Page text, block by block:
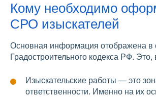
Кому необходимо
СРО изыскателей
Основная информация отображена в
Градостроительного кодекса РФ. Это,
Изыскательские работы — это
ответственности. Именно на их